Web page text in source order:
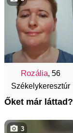
Rozália, 56
Székelykeresztúr
Őket már láttad?
3